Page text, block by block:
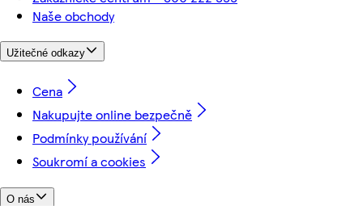
Naše obchody
Užitečné odkazy
Cena
Nakupujte online bezpečně
Podmínky používání
Soukromí a cookies
O nás